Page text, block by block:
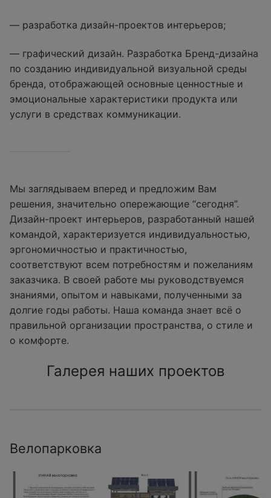
— разработка дизайн-проектов интерьеров;
— графический дизайн. Разработка Бренд-дизайна
по созданию индивидуальной визуальной среды
бренда, отображающей основные ценностные и
эмоциональные характеристики продукта или
услуги в средствах коммуникации.
Мы заглядываем вперед и предложим Вам
решения, значительно опережающие “сегодня”.
Дизайн-проект интерьеров, разработанный нашей
командой, характеризуется индивидуальностью,
эргономичностью и практичностью,
соответствуют всем потребностям и пожеланиям
заказчика. В своей работе мы руководствуемся
знаниями, опытом и навыками, полученными за
долгие годы работы. Наша команда знает всё о
правильной организации пространства, о стиле и
о комфорте.
Галерея наших проектов
Велопарковка